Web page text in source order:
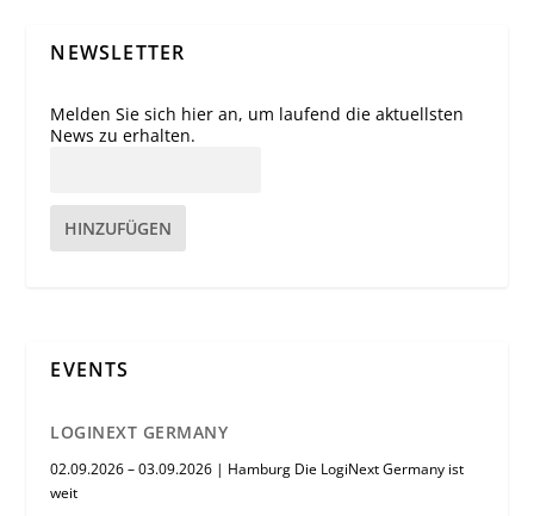
NEWSLETTER
Melden Sie sich hier an, um laufend die aktuellsten
News zu erhalten.
HINZUFÜGEN
EVENTS
LOGINEXT GERMANY
02.09.2026 – 03.09.2026 | Hamburg Die LogiNext Germany ist
weit